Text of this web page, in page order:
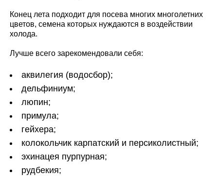
Конец лета подходит для посева многих многолетних
цветов, семена которых нуждаются в воздействии
холода.
Лучше всего зарекомендовали себя:
аквилегия (водосбор);
дельфиниум;
люпин;
примула;
гейхера;
колокольчик карпатский и персиколистный;
эхинацея пурпурная;
рудбекия;